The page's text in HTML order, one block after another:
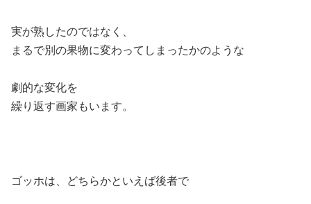
実が熟したのではなく、
まるで別の果物に変わってしまったかのような
劇的な変化を
繰り返す画家もいます。
ゴッホは、どちらかといえば後者で